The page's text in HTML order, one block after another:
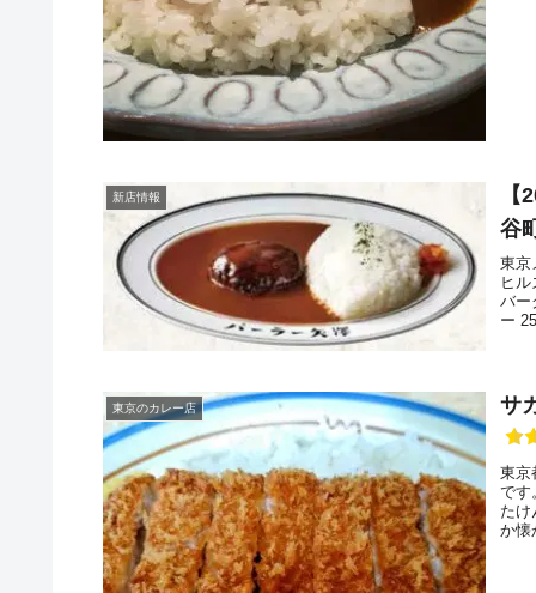
新店情報
谷
東京
ヒ
バー
ー
東京のカレー店 サ
東京
です
たけ
か懐